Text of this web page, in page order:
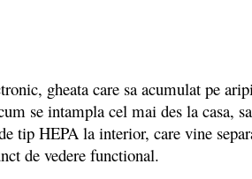
gheata care sa acumulat pe
se intampla cel mai des la casa,
HEPA la interior, care vine
de vedere functional.